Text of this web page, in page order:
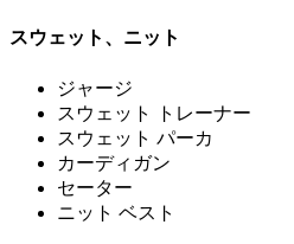
スウェット、ニット
ジャージ
スウェット トレーナー
スウェット パーカ
カーディガン
セーター
ニット ベスト